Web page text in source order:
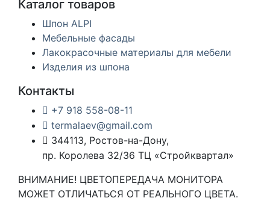
Каталог товаров
Шпон ALPI
Мебельные фасады
Лакокрасочные материалы для мебели
Изделия из шпона
Контакты
+7 918 558-08-11
termalaev@gmail.com
344113, Ростов-на-Дону,
пр. Королева 32/36 ТЦ «Стройквартал»
ВНИМАНИЕ! ЦВЕТОПЕРЕДАЧА МОНИТОРА
МОЖЕТ ОТЛИЧАТЬСЯ ОТ РЕАЛЬНОГО ЦВЕТА.